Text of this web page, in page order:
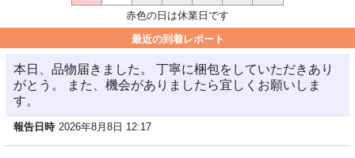
赤色の日は休業日です
最近の到着レポート
本日、品物届きました。 丁寧に梱包をしていただきあり
がとう。 また、機会がありましたら宜しくお願いしま
す。
報告日時 2026年8月8日 12:17